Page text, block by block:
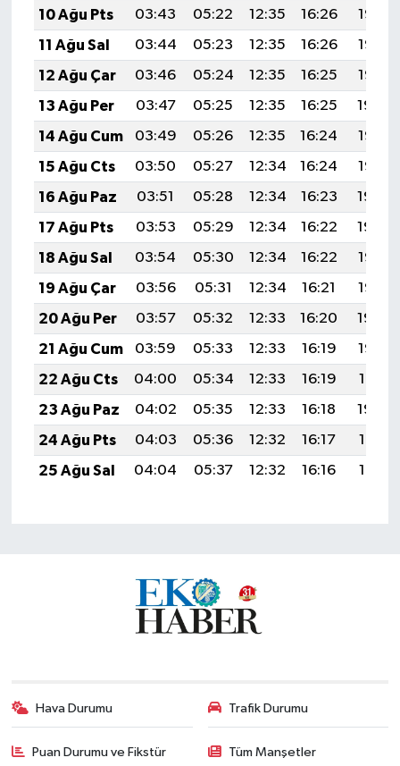
10 Ağu Pts
03:43 05:22 12:35 16:26
19:38
11 Ağu Sal
03:44 05:23 12:35 16:26
19:37
12 Ağu Çar
03:46 05:24 12:35 16:25
19:36
13 Ağu Per
03:47 05:25 12:35 16:25
19:34
14 Ağu Cum
03:49 05:26 12:35 16:24
19:33
15 Ağu Cts
03:50 05:27 12:34 16:24
19:32
16 Ağu Paz
03:51 05:28 12:34 16:23
19:30
17 Ağu Pts
03:53 05:29 12:34 16:22
19:29
18 Ağu Sal
03:54 05:30 12:34 16:22
19:27
19 Ağu Çar
03:56 05:31 12:34 16:21
19:26
20 Ağu Per
03:57 05:32 12:33 16:20
19:24
21 Ağu Cum
03:59 05:33 12:33 16:19
19:23
22 Ağu Cts
04:00 05:34 12:33 16:19
19:21
23 Ağu Paz
04:02 05:35 12:33 16:18
19:20
24 Ağu Pts
04:03 05:36 12:32 16:17
19:18
25 Ağu Sal
04:04 05:37 12:32 16:16 19:17
Hava Durumu Trafik Durumu
Puan Durumu ve Fikstür Tüm Manşetler